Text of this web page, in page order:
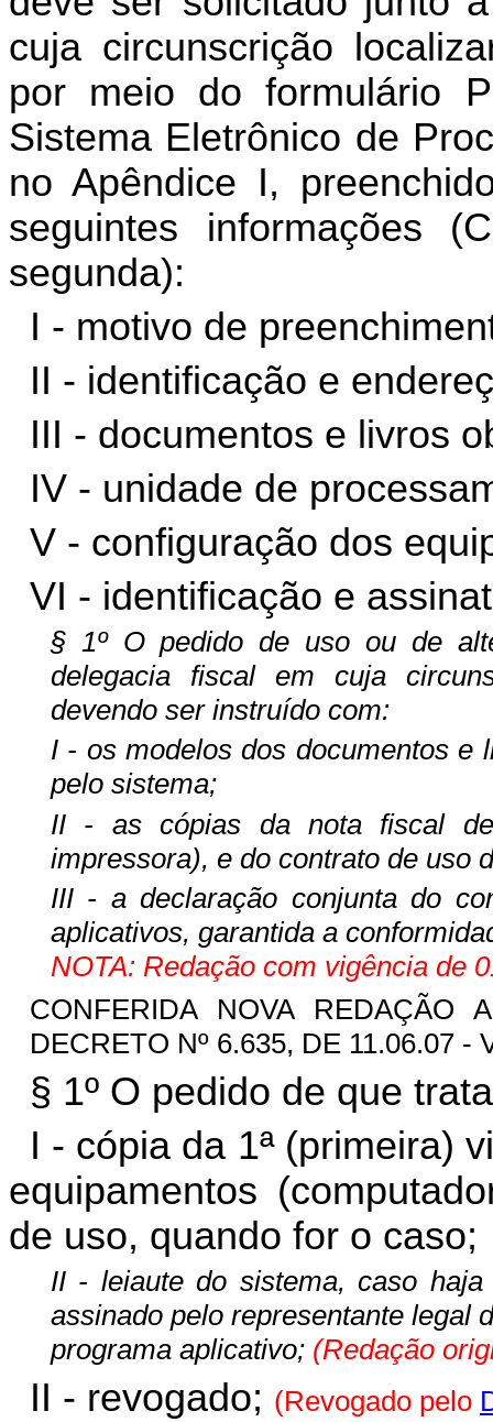
cuja circunscrição
por meio do formulário
Sistema Eletrônico de
no Apêndice I,
seguintes informações
segunda):
I - motivo de
II - identificação e
III - documentos e livros
IV - unidade de
V - configuração dos
VI - identificação e
§ 1º O pedido de uso ou de
delegacia fiscal em cuja
devendo ser instruído com:
I - os modelos dos documentos e
pelo sistema;
II - as cópias da nota fiscal de
impressora), e do contrato de uso
III - a declaração conjunta do
aplicativos, garantida a
NOTA: Redação com vigência de
CONFERIDA NOVA
DECRETO Nº 6.635, DE 11.06.07 -
§ 1º O pedido de que
I - cópia da 1ª (primeira)
equipamentos
de uso, quando for o caso;
II - leiaute do sistema, caso
assinado pelo representante legal
programa aplicativo; (Redação
II - revogado; (Revogado pelo